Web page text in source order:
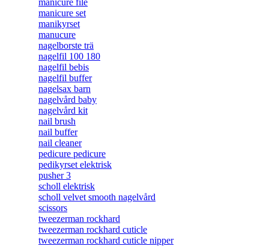
manicure set
manikyrset
manucure
nagelborste trä
nagelfil 100 180
nagelfil bebis
nagelfil buffer
nagelsax barn
nagelvård baby
nagelvård kit
nail brush
nail buffer
nail cleaner
pedicure pedicure
pedikyrset elektrisk
pusher 3
scholl elektrisk
scholl velvet smooth nagelvård
scissors
tweezerman rockhard
tweezerman rockhard cuticle
tweezerman rockhard cuticle nipper